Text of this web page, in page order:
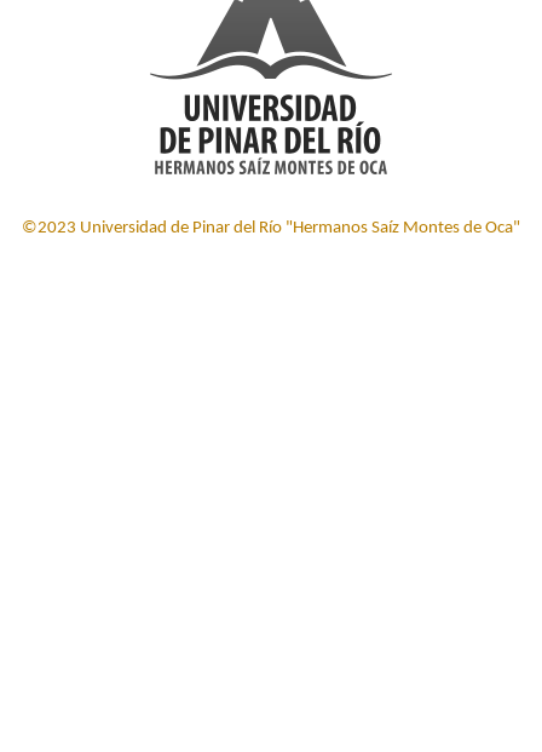
©2023 Universidad de Pinar del Río "Hermanos Saíz Montes de Oca"